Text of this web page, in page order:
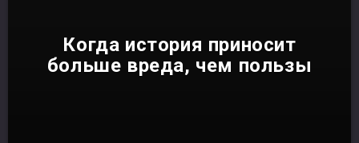
Когда история приносит
больше вреда, чем пользы